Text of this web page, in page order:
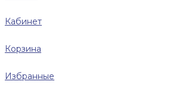
Кабинет
Корзина
Избранные